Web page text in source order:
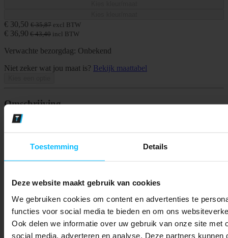
Toestemming Details
Deze website maakt gebruik van cookies
We gebruiken cookies om content en advertenties te
functies voor social media te bieden en om ons
Ook delen we informatie over uw gebruik van onze site met
social media, adverteren en analyse. Deze partners kunnen
€ 30,50 € 35,87 excl BTW
€ 36,90 € 43,40 incl BTW
Verwachte bezorgdag: Onbekend
Niet zeker wat jou maat is? Bekijk maattabel
Omschrijving
Tweekleurig. Gekamd katoen. Moderne pasvorm. Anti-pilling
materiaal. Robuuste kwaliteit. Voorgekrompen. Ronde hals. Tricot
Specificaties
Artikelnummer
EAN nummer
-
50568-959
Merk
Ontvang direct 5%
PAK DIRECT 5%
KORTING